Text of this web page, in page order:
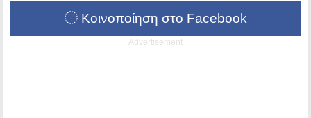
Κοινοποίηση στο Facebook
Advertisement